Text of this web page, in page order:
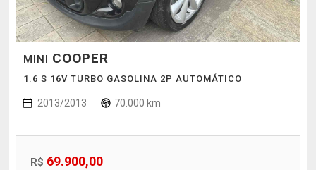
MINI COOPER
1.6 S 16V TURBO GASOLINA 2P AUTOMÁTICO
2013/2013 70.000 km
R$ 69.900,00